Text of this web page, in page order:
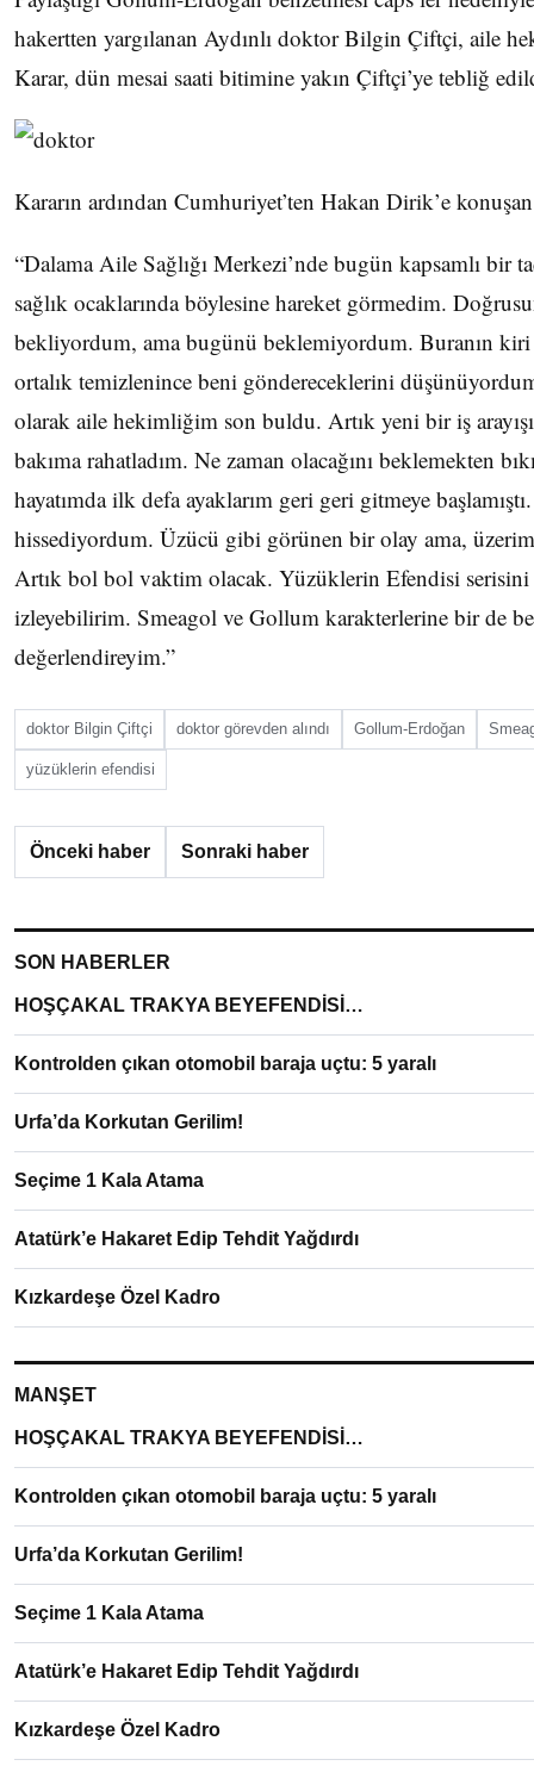
hakertten yargılanan Aydınlı doktor Bilgin Çiftçi, aile
Karar, dün mesai saati bitimine yakın Çiftçi’ye tebliğ
Kararın ardından Cumhuriyet’ten Hakan Dirik’e
“Dalama Aile Sağlığı Merkezi’nde bugün kapsamlı bir
sağlık ocaklarında böylesine hareket görmedim.
bekliyordum, ama bugünü beklemiyordum. Buranın kiri
ortalık temizlenince beni göndereceklerini
olarak aile hekimliğim son buldu. Artık yeni bir iş
bakıma rahatladım. Ne zaman olacağını beklemekten
hayatımda ilk defa ayaklarım geri geri gitmeye
hissediyordum. Üzücü gibi görünen bir olay ama,
Artık bol bol vaktim olacak. Yüzüklerin Efendisi serisini
izleyebilirim. Smeagol ve Gollum karakterlerine bir de
değerlendireyim.”
doktor Bilgin Çiftçi doktor görevden alındı Gollum-­Erdoğan
yüzüklerin efendisi
Önceki haber Sonraki haber
SON HABERLER
HOŞÇAKAL TRAKYA BEYEFENDİSİ…
Kontrolden çıkan otomobil baraja uçtu: 5 yaralı
Urfa’da Korkutan Gerilim!
Seçime 1 Kala Atama
Atatürk’e Hakaret Edip Tehdit Yağdırdı
Kızkardeşe Özel Kadro
MANŞET
HOŞÇAKAL TRAKYA BEYEFENDİSİ…
Kontrolden çıkan otomobil baraja uçtu: 5 yaralı
Urfa’da Korkutan Gerilim!
Seçime 1 Kala Atama
Atatürk’e Hakaret Edip Tehdit Yağdırdı
Kızkardeşe Özel Kadro